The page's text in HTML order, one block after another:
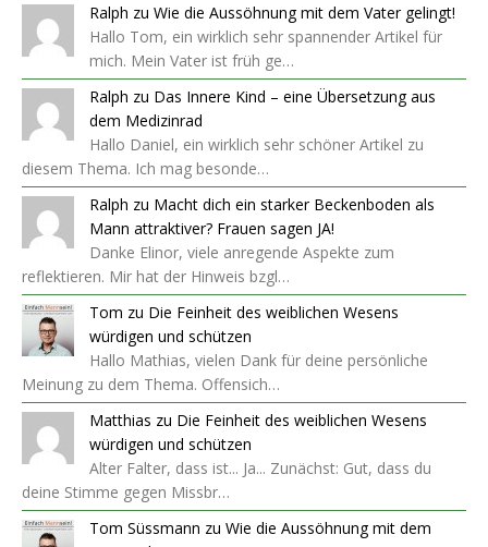
Ralph zu Wie die Aussöhnung mit dem Vater gelingt!
Hallo Tom, ein wirklich sehr spannender Artikel für
mich. Mein Vater ist früh ge…
Ralph zu Das Innere Kind – eine Übersetzung aus
dem Medizinrad
Hallo Daniel, ein wirklich sehr schöner Artikel zu
diesem Thema. Ich mag besonde…
Ralph zu Macht dich ein starker Beckenboden als
Mann attraktiver? Frauen sagen JA!
Danke Elinor, viele anregende Aspekte zum
reflektieren. Mir hat der Hinweis bzgl…
Tom zu Die Feinheit des weiblichen Wesens
würdigen und schützen
Hallo Mathias, vielen Dank für deine persönliche
Meinung zu dem Thema. Offensich…
Matthias zu Die Feinheit des weiblichen Wesens
würdigen und schützen
Alter Falter, dass ist... Ja... Zunächst: Gut, dass du
deine Stimme gegen Missbr…
Tom Süssmann zu Wie die Aussöhnung mit dem